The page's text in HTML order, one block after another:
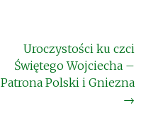
Uroczystości ku czci
Świętego Wojciecha –
Patrona Polski i Gniezna
→